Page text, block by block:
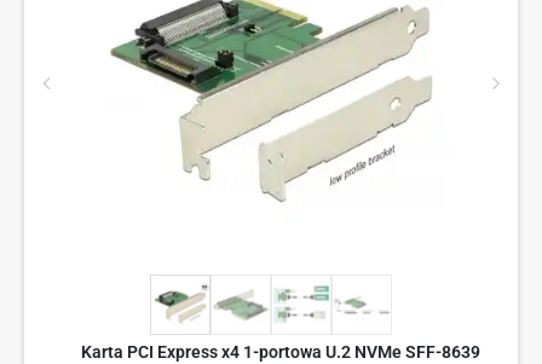
Karta PCI Express x4 1-portowa U.2 NVMe SFF-8639